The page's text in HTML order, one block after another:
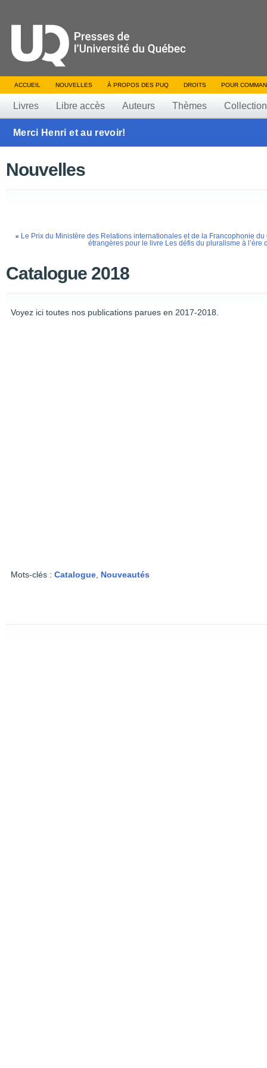
ACCUEIL NOUVELLES À PROPOS DES PUQ DROITS POUR
Livres Libre accès Auteurs Thèmes
Merci Henri et au revoir!
Nouvelles
« Le Prix du Ministère des Relations internationales et de la Francophonie du
étrangères pour le livre Les défis du pluralisme à l’ère
Catalogue 2018
Voyez ici toutes nos publications parues en 2017-2018.
Mots-clés : Catalogue Nouveautés